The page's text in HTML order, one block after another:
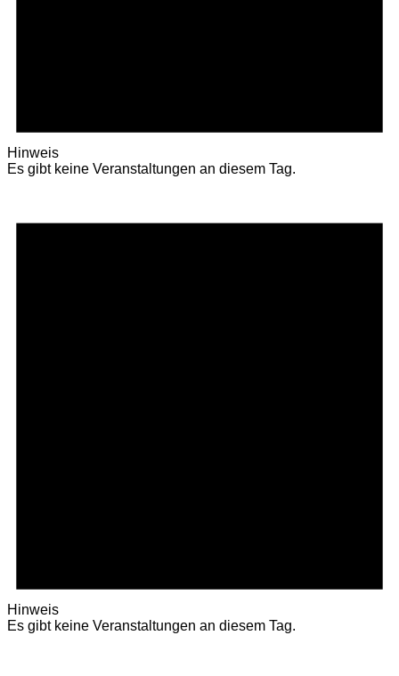
Hinweis
Es gibt keine Veranstaltungen an diesem Tag.
Hinweis
Es gibt keine Veranstaltungen an diesem Tag.